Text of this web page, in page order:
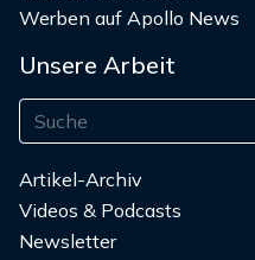
Werben auf Apollo News
Unsere Arbeit
Artikel-Archiv
Videos & Podcasts
Newsletter